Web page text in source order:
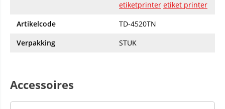
etiketprinter etiket printer
Artikelcode
TD-4520TN
Verpakking
STUK
Accessoires